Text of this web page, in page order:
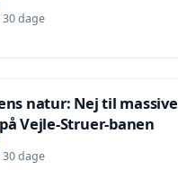
dage
natur: Nej til massive
Vejle-Struer-banen
dage